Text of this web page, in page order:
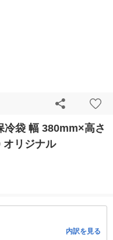
冷袋 幅 380mm×高さ
リジナル
内訳を見る